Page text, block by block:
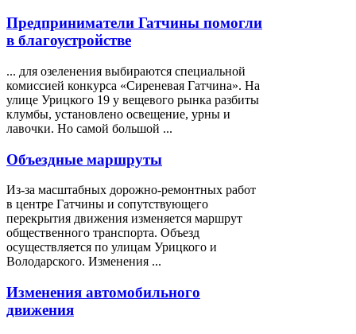
Предприниматели Гатчины помогли
в благоустройстве
... для озеленения выбираются специальной
комиссией конкурса «Сиреневая Гатчина». На
улице Урицкого 19 у вещевого рынка разбиты
клумбы, установлено освещение, урны и
лавочки. Но самой большой ...
Объездные маршруты
Из-за масштабных дорожно-ремонтных работ
в центре Гатчины и сопутствующего
перекрытия движения изменяется маршрут
общественного транспорта. Объезд
осуществляется по улицам Урицкого и
Володарского. Изменения ...
Изменения автомобильного
движения